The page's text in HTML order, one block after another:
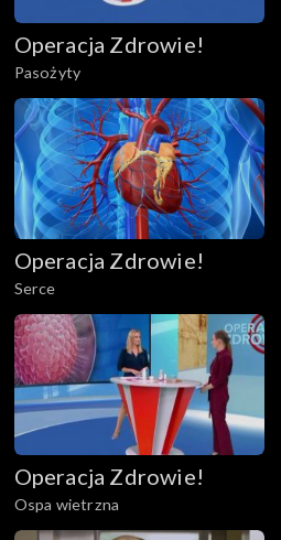
Operacja Zdrowie!
Pasożyty
Operacja Zdrowie!
Serce
Operacja Zdrowie!
Ospa wietrzna